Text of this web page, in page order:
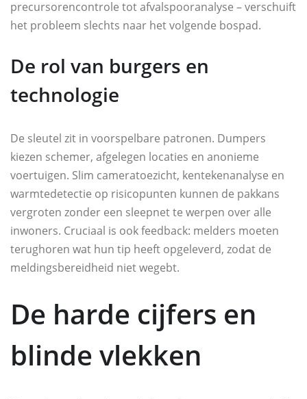
precursorencontrole tot afvalspooranalyse – verschuift
het probleem slechts naar het volgende bospad.
De rol van burgers en
technologie
De sleutel zit in voorspelbare patronen. Dumpers
kiezen schemer, afgelegen locaties en anonieme
voertuigen. Slim cameratoezicht, kentekenanalyse en
warmtedetectie op risicopunten kunnen de pakkans
vergroten zonder een sleepnet te werpen over alle
inwoners. Cruciaal is ook feedback: melders moeten
terughoren wat hun tip heeft opgeleverd, zodat de
meldingsbereidheid niet wegebt.
De harde cijfers en
blinde vlekken